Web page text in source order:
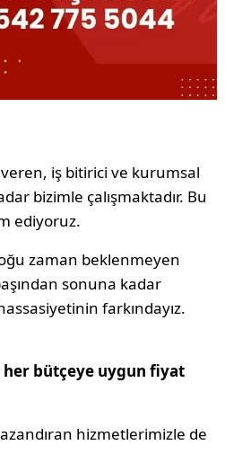
iş bitirici ve kurumsal
bizimle çalışmaktadır. Bu
ediyoruz.
zaman beklenmeyen
sonuna kadar
farkındayız.
her bütçeye uygun fiyat
hizmetlerimizle de